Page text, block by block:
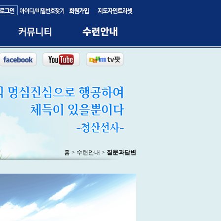
홈 > 수련안내 > 질문과답변